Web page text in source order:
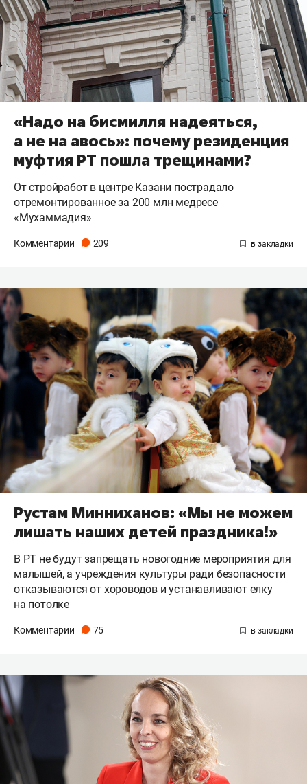
«Надо на бисмилля надеяться,
а не на авось»: почему резиденция
муфтия РТ пошла трещинами?
От стройработ в центре Казани пострадало
отремонтированное за 200 млн медресе
«Мухаммадия»
Комментарии 209
Рустам Минниханов: «Мы не можем
лишать наших детей праздника!»
В РТ не будут запрещать новогодние мероприятия для
малышей, а учреждения культуры ради безопасности
отказываются от хороводов и устанавливают елку
на потолке
Комментарии 75